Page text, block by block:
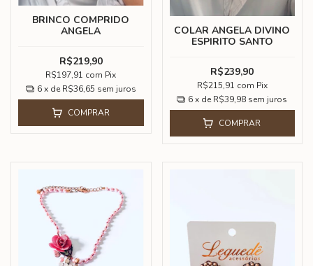
BRINCO COMPRIDO
ANGELA
R$219,90
R$197,91 com Pix
6 x de R$36,65 sem juros
COMPRAR
COLAR ANGELA DIVINO
ESPIRITO SANTO
R$239,90
R$215,91 com Pix
6 x de R$39,98 sem juros
COMPRAR